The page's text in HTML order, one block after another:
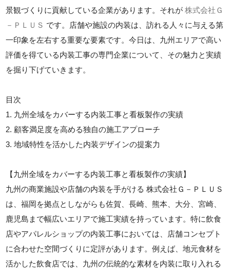
景観づくりに貢献している企業があります。それが株式会社Ｇ
－ＰＬＵＳ です。店舗や施設の内装は、訪れる人々に与える第
一印象を左右する重要な要素です。今日は、九州エリアで高い
評価を得ている内装工事の専門企業について、その魅力と実績
を掘り下げていきます。
目次
1. 九州全域をカバーする内装工事と看板製作の実績
2. 顧客満足度を高める独自の施工アプローチ
3. 地域特性を活かした内装デザインの提案力
【九州全域をカバーする内装工事と看板製作の実績】
九州の商業施設や店舗の内装を手がける 株式会社Ｇ－ＰＬＵＳ
は、福岡を拠点としながらも佐賀、長崎、熊本、大分、宮崎、
鹿児島まで幅広いエリアで施工実績を持っています。特に飲食
店やアパレルショップの内装工事においては、店舗コンセプト
に合わせた空間づくりに定評があります。例えば、地元食材を
活かした飲食店では、九州の伝統的な素材を内装に取り入れる